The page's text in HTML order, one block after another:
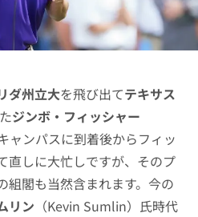
ダ州立大を飛び出てテキサス
ジンボ・フィッシャー
ャンパスに到着後からフィッ
直しに大忙しですが、そのプ
組閣も当然含まれます。今の
リン （Kevin Sumlin）氏時代